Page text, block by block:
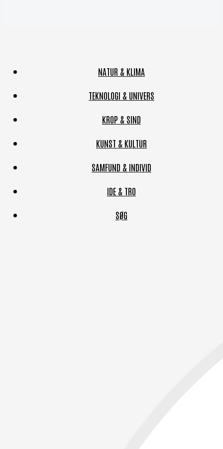
NATUR & KLIMA
TEKNOLOGI & UNIVERS
KROP & SIND
KUNST & KULTUR
SAMFUND & INDIVID
IDE & TRO
SØG